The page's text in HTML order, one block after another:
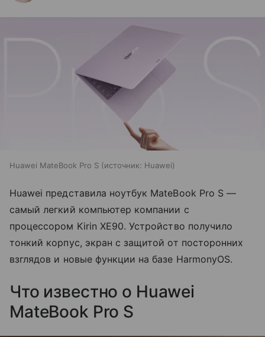
Huawei MateBook Pro S источник: Huawei
Huawei представила ноутбук MateBook Pro S —
самый легкий компьютер компании с
процессором Kirin XE90. Устройство получило
тонкий корпус, экран с защитой от посторонних
взглядов и новые функции на базе HarmonyOS.
Что известно о Huawei
MateBook Pro S